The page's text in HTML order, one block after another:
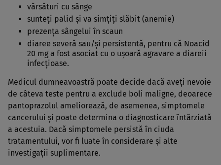
vărsături cu sânge
sunteţi palid şi va simţiţi slăbit (anemie)
prezenţa sângelui în scaun
diaree severă sau/şi persistentă, pentru că Noacid
20 mg a fost asociat cu o uşoară agravare a diareii
infecţioase.
Medicul dumneavoastră poate decide dacă aveţi nevoie
de câteva teste pentru a exclude boli maligne, deoarece
pantoprazolul ameliorează, de asemenea, simptomele
cancerului şi poate determina o diagnosticare întârziată
a acestuia. Dacă simptomele persistă în ciuda
tratamentului, vor fi luate în considerare şi alte
investigaţii suplimentare.